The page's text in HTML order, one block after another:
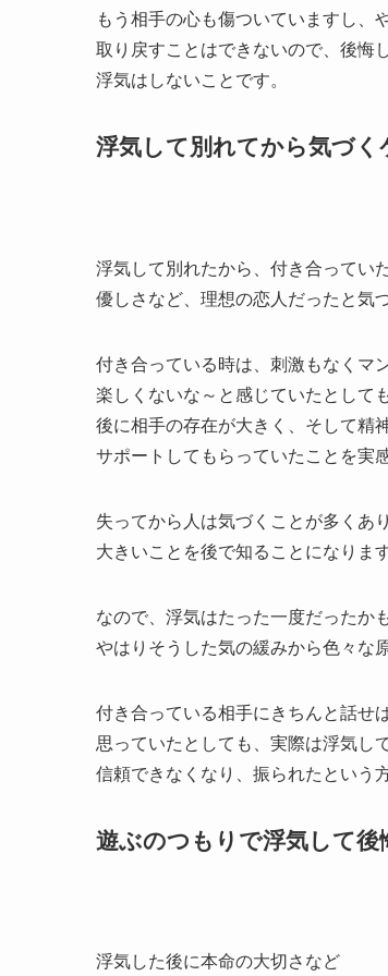
もう相手の心も傷ついていますし、
取り戻すことはできないので、後悔
浮気はしないことです。
浮気して別れてから気づく
浮気して別れたから、付き合ってい
優しさなど、理想の恋人だったと気
付き合っている時は、刺激もなくマ
楽しくないな～と感じていたとして
後に相手の存在が大きく、そして精
サポートしてもらっていたことを実
失ってから人は気づくことが多くあ
大きいことを後で知ることになります
なので、浮気はたった一度だったか
やはりそうした気の緩みから色々な
付き合っている相手にきちんと話せ
思っていたとしても、実際は浮気し
信頼できなくなり、振られたという
遊ぶのつもりで浮気して後
浮気した後に本命の大切さなど